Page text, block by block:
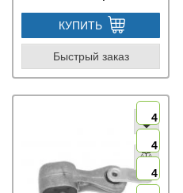
КУПИТЬ
Быстрый заказ
4
4
4